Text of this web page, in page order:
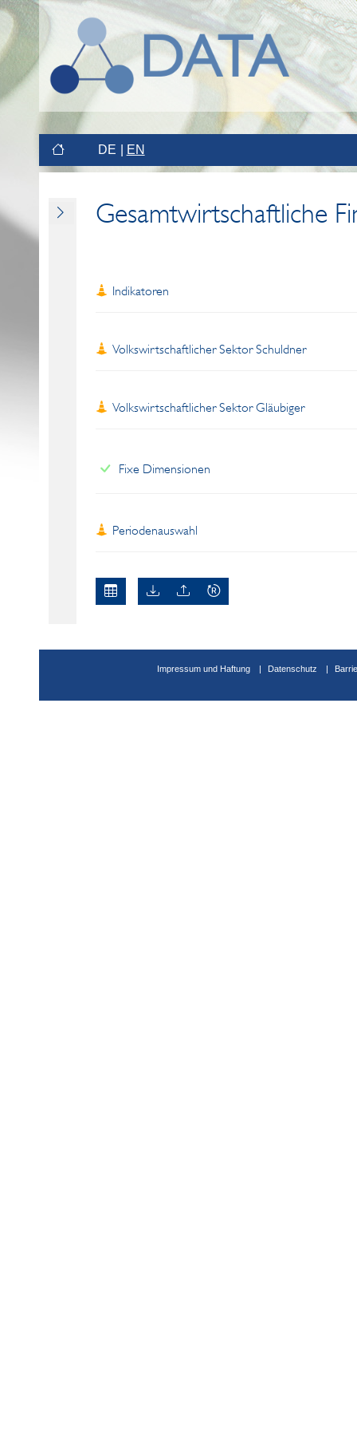
DE EN
Gesamtwirtschaftliche
Indikatoren
Volkswirtschaftlicher Sektor Schuldner
Volkswirtschaftlicher Sektor Gläubiger
Fixe Dimensionen
Periodenauswahl
Impressum und Haftung Datenschutz